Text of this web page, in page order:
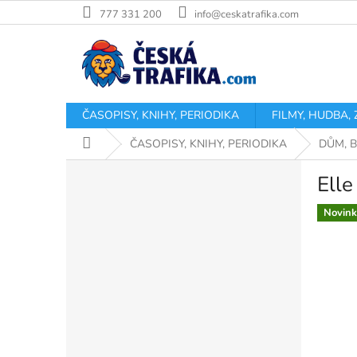
na
777 331 200 info@ceskatrafika.com
ČASOPISY, KNIHY, PERIODIKA FILMY, HUDBA,
Domů ČASOPISY, KNIHY, PERIODIKA DŮM,